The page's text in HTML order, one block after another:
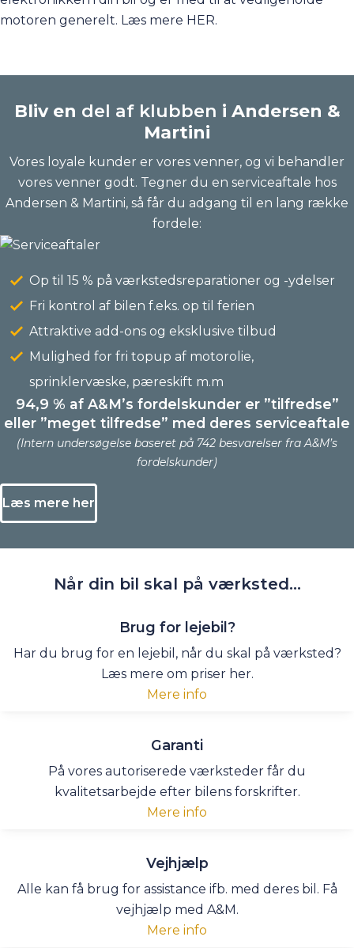
motoren generelt. Læs mere HER.
Bliv en del af klubben i Andersen &
Martini
Vores loyale kunder er vores venner, og vi behandler
vores venner godt. Tegner du en serviceaftale hos
Andersen & Martini, så får du adgang til en lang række
fordele:
Op til 15 % på værkstedsreparationer og -ydelser
Fri kontrol af bilen f.eks. op til ferien
Attraktive add-ons og eksklusive tilbud
Mulighed for fri topup af motorolie,
sprinklervæske, pæreskift m.m
94,9 % af A&M’s fordelskunder er ”tilfredse”
eller ”meget tilfredse” med deres serviceaftale
(Intern undersøgelse baseret på 742 besvarelser fra A&M’s
fordelskunder)
Læs mere her
Når din bil skal på værksted...
Brug for lejebil?
Har du brug for en lejebil, når du skal på værksted?
Læs mere om priser her.
Mere info
Garanti
På vores autoriserede værksteder får du
kvalitetsarbejde efter bilens forskrifter.
Mere info
Vejhjælp
Alle kan få brug for assistance ifb. med deres bil. Få
vejhjælp med A&M.
Mere info